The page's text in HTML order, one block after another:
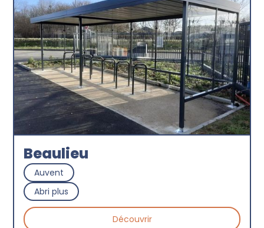
Beaulieu
Auvent
Abri plus
Découvrir